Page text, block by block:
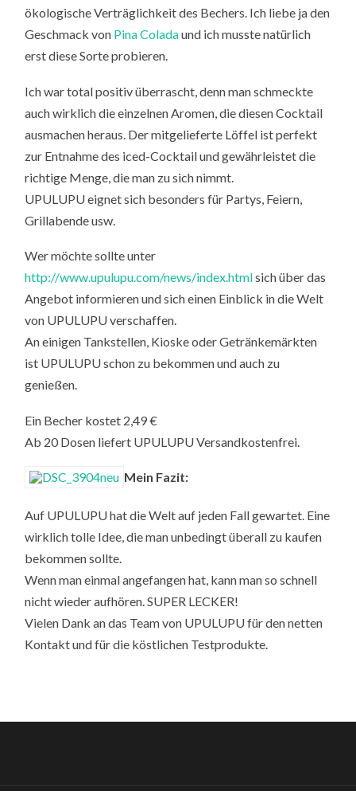
ökologische Verträglichkeit des Bechers. Ich liebe ja den
Geschmack von Pina Coladaund ich musste natürlich
erst diese Sorte probieren.
Ich war total positiv überrascht, denn man schmeckte
auch wirklich die einzelnen Aromen, die diesen Cocktail
ausmachen heraus. Der mitgelieferte Löffel ist perfekt
zur Entnahme des iced-Cocktail und gewährleistet die
richtige Menge, die man zu sich nimmt.
UPULUPU eignet sich besonders für Partys, Feiern,
Grillabende usw.
Wer möchte sollte unter
http://www.upulupu.com/news/index.htmlsich über das
Angebot informieren und sich einen Einblick in die Welt
von UPULUPU verschaffen.
An einigen Tankstellen, Kioske oder Getränkemärkten
ist UPULUPU schon zu bekommen und auch zu
genießen.
Ein Becher kostet 2,49 €
Ab 20 Dosen liefert UPULUPU Versandkostenfrei.
Mein Fazit:
Auf UPULUPU hat die Welt auf jeden Fall gewartet. Eine
wirklich tolle Idee, die man unbedingt überall zu kaufen
bekommen sollte.
Wenn man einmal angefangen hat, kann man so schnell
nicht wieder aufhören. SUPER LECKER!
Vielen Dank an das Team von UPULUPU für den netten
Kontakt und für die köstlichen Testprodukte.